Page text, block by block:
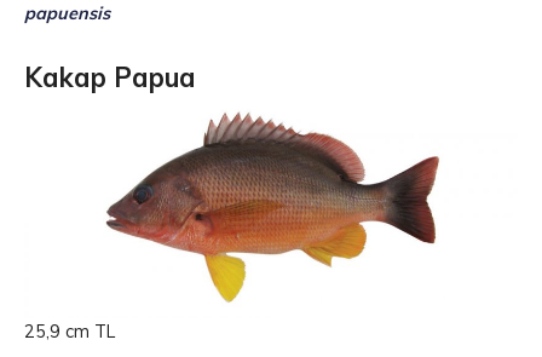
papuensis
Kakap Papua
25,9 cm TL